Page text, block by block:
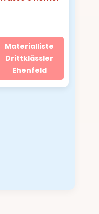
Materialliste
Drittklässler
Ehenfeld